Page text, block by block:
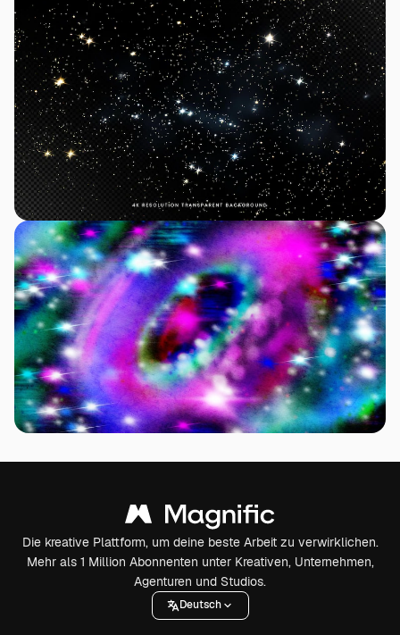
Die kreative Plattform, um deine beste Arbeit zu verwirklichen.
Mehr als 1 Million Abonnenten unter Kreativen, Unternehmen,
Agenturen und Studios.
Deutsch